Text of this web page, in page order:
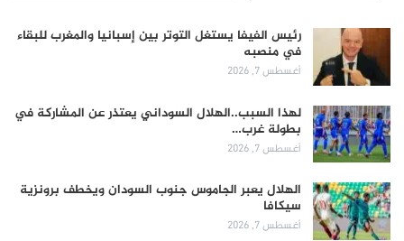
رئيس الفيفا يستغل التوتر بين إسبانيا والمغرب للبقاء
في منصبه
أغسطس 7, 2026
لهذا السبب..الهلال السوداني يعتذر عن المشاركة في
بطولة غرب…
أغسطس 7, 2026
الهلال يعبر الجاموس جنوب السودان ويخطف برونزية
سيكافا
أغسطس 7, 2026